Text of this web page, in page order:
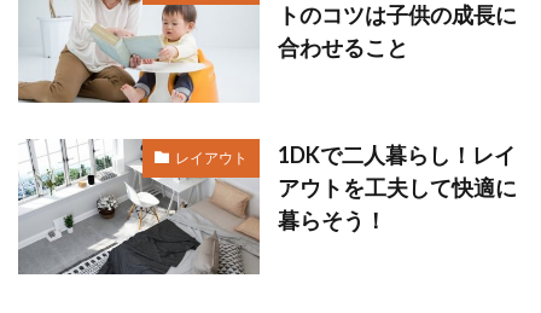
トのコツは子供の成長に
合わせること
レイアウト
1DKで二人暮らし！レイ
アウトを工夫して快適に
暮らそう！